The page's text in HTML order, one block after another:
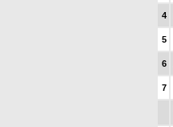
4
5
6
7